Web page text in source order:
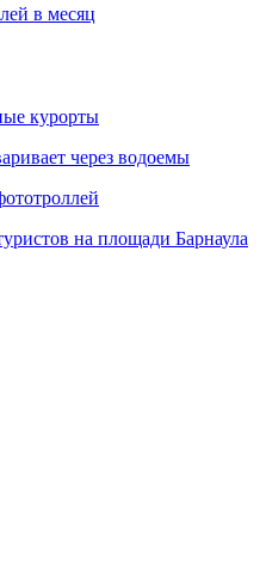
в месяц
курорты
через водоемы
на площади Барнаула